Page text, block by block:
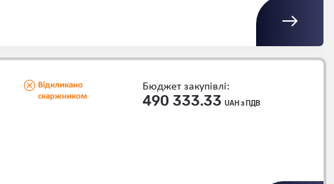
Відкликано
скаржником
Бюджет закупівлі:
490 333.33 UAH з ПДВ